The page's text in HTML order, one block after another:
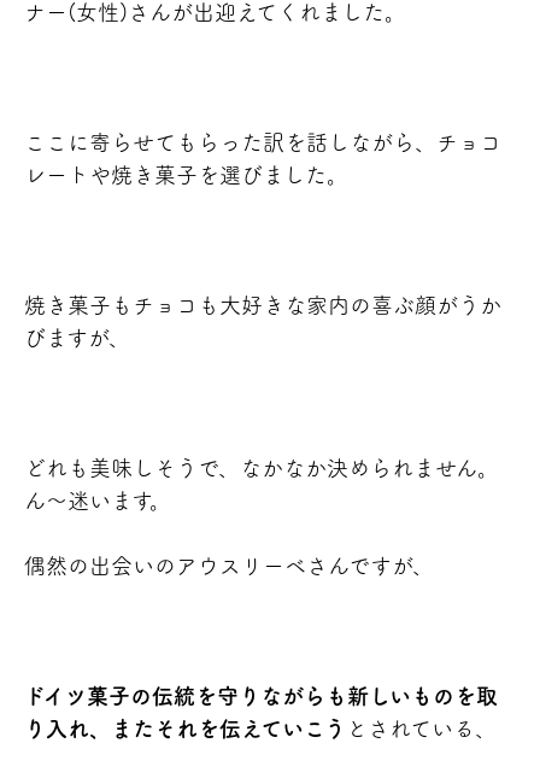
ナー(女性)さんが出迎えてくれました。
ここに寄らせてもらった訳を話しながら、チョコ
レートや焼き菓子を選びました。
焼き菓子もチョコも大好きな家内の喜ぶ顔がうか
びますが、
どれも美味しそうで、なかなか決められません。
ん～迷います。
偶然の出会いのアウスリーベさんですが、
ドイツ菓子の伝統を守りながらも新しいものを取
り入れ、またそれを伝えていこう とされている、